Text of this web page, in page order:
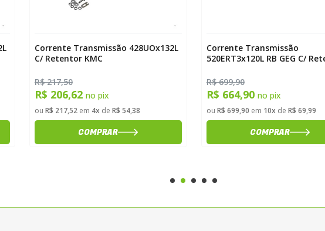
Corrente Transmissão 428UOx132L
C/ Retentor KMC
R$ 217,50
R$ 206,62 no pix
ou R$ 217,52 em 4xde R$ 54,38
COMPRAR
Corrente Transmissão
520ERT3x120L RB GEG C/
R$ 699,90
R$ 664,90 no pix
ou R$ 699,90 em 10xde R$ 69,99
COMPRAR